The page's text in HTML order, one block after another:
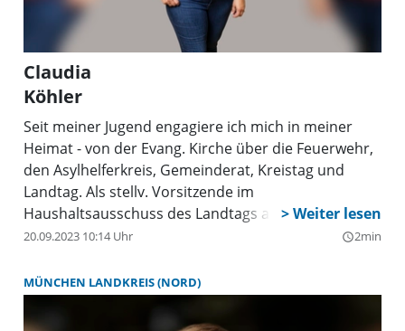
Claudia
Köhler
Seit meiner Jugend engagiere ich mich in meiner
Heimat - von der Evang. Kirche über die Feuerwehr,
den Asylhelferkreis, Gemeinderat, Kreistag und
Landtag. Als stellv. Vorsitzende im
Haushaltsausschuss des Landtags arbeite ich am
Schalthebel des politischen Willens, am Geldhahn.
Haushaltspolitik wider! Wofür wird in Bayern Geld
ausgegeben und wofür nicht? Ich kämpfe für ein
nachhaltiges, vorsorgendes und sozial gerechtes
20.09.2023 10:14 Uhr query_builder2min
MÜNCHEN LANDKREIS (NORD)